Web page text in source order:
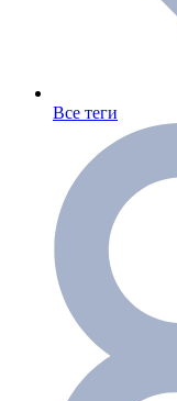
Все теги